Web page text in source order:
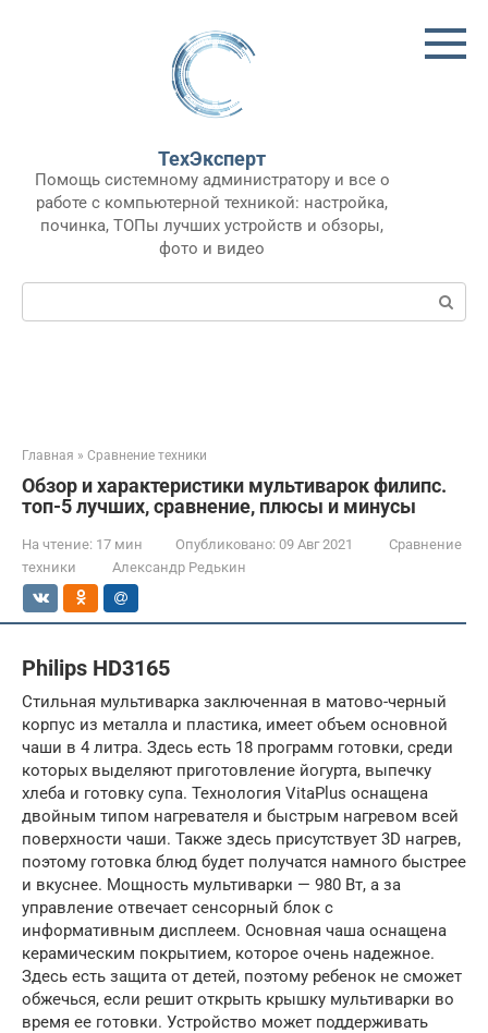
ТехЭксперт
Помощь системному администратору и все о
работе с компьютерной техникой: настройка,
починка, ТОПы лучших устройств и обзоры,
фото и видео
Поиск:
Главная » Сравнение техники
Обзор и характеристики мультиварок филипс.
топ-5 лучших, сравнение, плюсы и минусы
На чтение: 17 мин Опубликовано: 09 Авг 2021
Сравнение
техники
Александр Редькин
Philips HD3165
Стильная мультиварка заключенная в матово-черный
корпус из металла и пластика, имеет объем основной
чаши в 4 литра. Здесь есть 18 программ готовки, среди
которых выделяют приготовление йогурта, выпечку
хлеба и готовку супа. Технология VitaPlus оснащена
двойным типом нагревателя и быстрым нагревом всей
поверхности чаши. Также здесь присутствует 3D нагрев,
поэтому готовка блюд будет получатся намного быстрее
и вкуснее. Мощность мультиварки — 980 Вт, а за
управление отвечает сенсорный блок с
информативным дисплеем. Основная чаша оснащена
керамическим покрытием, которое очень надежное.
Здесь есть защита от детей, поэтому ребенок не сможет
обжечься, если решит открыть крышку мультиварки во
время ее готовки. Устройство может поддерживать